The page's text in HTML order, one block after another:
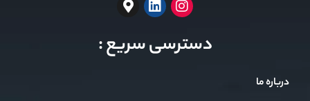
دسترسی سریع :
درباره ما